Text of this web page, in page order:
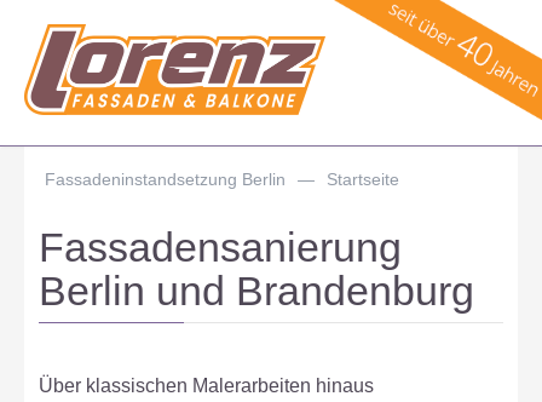
Fassadeninstandsetzung Berlin — Startseite
Fassadensanierung
Berlin und Brandenburg
Über klassischen Malerarbeiten hinaus